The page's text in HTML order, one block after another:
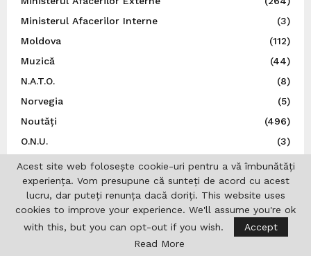
Ministerul Afacerilor Interne
(3)
Moldova
(112)
Muzică
(44)
N.A.T.O.
(8)
Norvegia
(5)
Noutăți
(496)
O.N.U.
(3)
Olimpiade
(1)
Opinii
(9)
Patronatul European al Femeilor de Afaceri
(1)
Personalități
Acest site web folosește cookie-uri pentru a vă îmbunătăți
experiența. Vom presupune că sunteți de acord cu acest
lucru, dar puteți renunța dacă doriți. This website uses
cookies to improve your experience. We'll assume you're ok
with this, but you can opt-out if you wish.
Accept
Read More